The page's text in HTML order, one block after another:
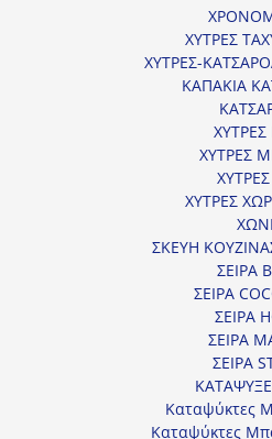
ΧΥΤΡΕΣ
ΧΥΤΡΕΣ-
ΚΑΠΑΚΙΑ
ΧΥΤΡΕΣ
ΧΥΤΡΕΣ
ΧΥΤΡΕΣ
ΣΚΕΥΗ
ΣΕΙΡΑ
ΣΕΙΡΑ
ΣΕΙΡΑ
ΣΕΙΡΑ
ΣΕΙΡΑ
Καταψύκτες
Καταψύκτες